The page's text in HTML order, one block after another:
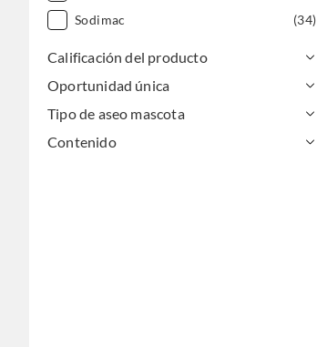
Sodimac
(34)
Calificación del producto
Oportunidad única
Tipo de aseo mascota
Contenido